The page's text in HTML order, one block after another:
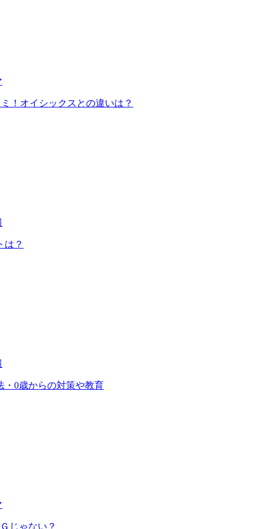
！オイシックスとの違いは？
は？
・0歳からの対策や教育
じゃない？